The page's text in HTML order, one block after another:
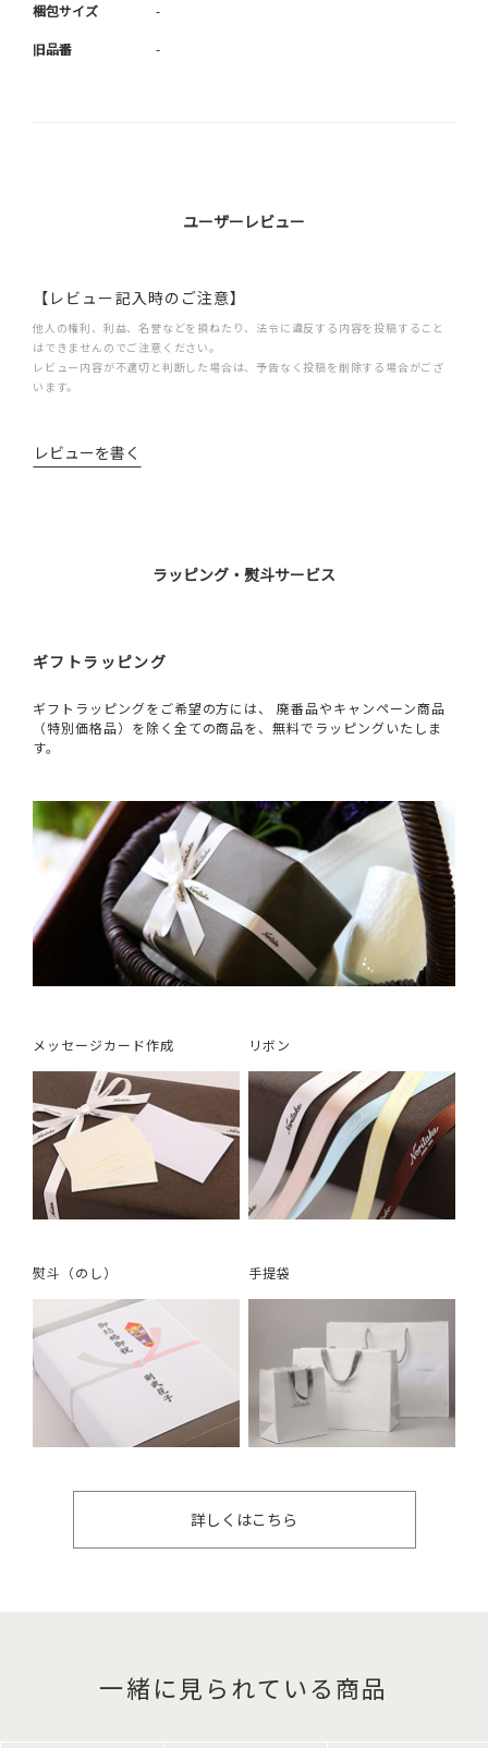
梱包サイズ -
旧品番 -
ユーザーレビュー
【レビュー記入時のご注意】
他人の権利、利益、名誉などを損ねたり、法令に違反する内容を投稿すること
はできませんのでご注意ください。
レビュー内容が不適切と判断した場合は、予告なく投稿を削除する場合がござ
います。
レビューを書く
ラッピング・熨斗サービス
ギフトラッピング
ギフトラッピングをご希望の方には、 廃番品やキャンペーン商品
（特別価格品）を除く全ての商品を、無料でラッピングいたしま
す。
メッセージカード作成 リボン
熨斗（のし） 手提袋
詳しくはこちら
一緒に見られている商品